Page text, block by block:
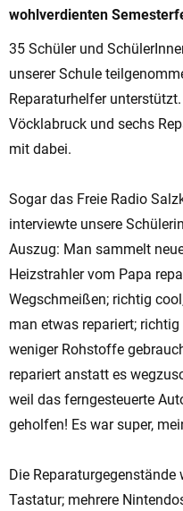
wohlverdienten
35 Schüler und
unserer Schule
Reparaturhelfer
Vöcklabruck und sechs
mit dabei.
Sogar das Freie Radio
interviewte unsere
Auszug: Man sammelt
Heizstrahler vom Papa
Wegschmeißen; richtig
man etwas repariert;
weniger Rohstoffe
repariert anstatt es
weil das ferngesteuerte
geholfen! Es war super,
Die
Tastatur; mehrere